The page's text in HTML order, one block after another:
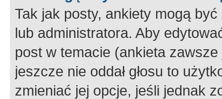
Tak jak posty, ankiety mogą
lub administratora. Aby
post w temacie (ankieta
jeszcze nie oddał głosu to
zmieniać jej opcje, jeśli jednak